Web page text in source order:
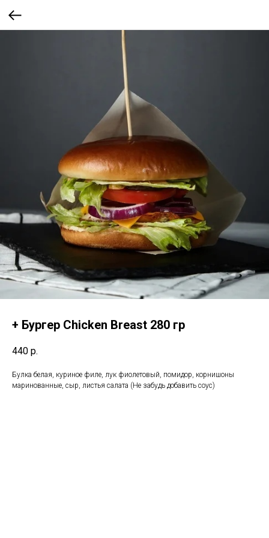
+ Бургер Chicken Breast 280 гр
440 р.
Булка белая, куриное филе, лук фиолетовый, помидор, корнишоны
маринованные, сыр, листья салата (Не забудь добавить соус)